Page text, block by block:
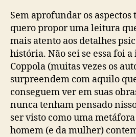
Sem aprofundar os
quero propor uma leitura
mais atento aos detalhes
história. Não sei se essa foi
Coppola (muitas vezes os
surpreendem com aquilo
conseguem ver em suas
nunca tenham pensado
ser visto como uma
homem (e da mulher)